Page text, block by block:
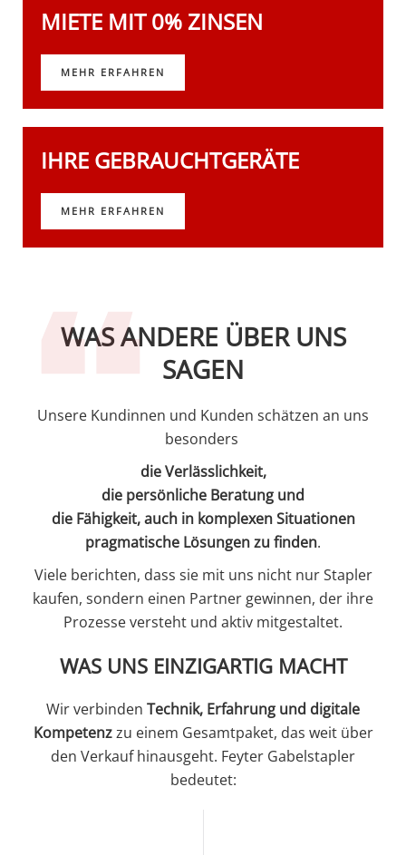
MIETE MIT 0% ZINSEN
MEHR ERFAHREN
IHRE GEBRAUCHTGERÄTE
MEHR ERFAHREN
WAS ANDERE ÜBER UNS
SAGEN
Unsere Kundinnen und Kunden schätzen an uns
besonders
die Verlässlichkeit,
die persönliche Beratung und
die Fähigkeit, auch in komplexen Situationen
pragmatische Lösungen zu finden.
Viele berichten, dass sie mit uns nicht nur Stapler
kaufen, sondern einen Partner gewinnen, der ihre
Prozesse versteht und aktiv mitgestaltet.
WAS UNS EINZIGARTIG MACHT
Wir verbinden Technik, Erfahrung und digitale
Kompetenzzu einem Gesamtpaket, das weit über
den Verkauf hinausgeht. Feyter Gabelstapler
bedeutet: